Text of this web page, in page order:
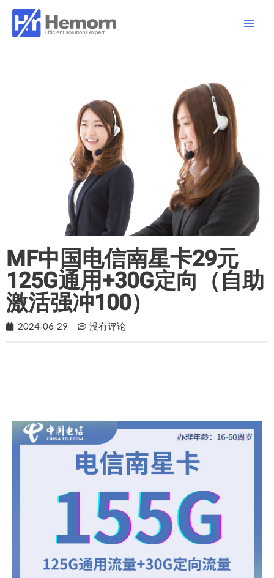
MF中国电信南星卡29元
125G通用+30G定向（自助
激活强冲100）
2024-06-29 没有评论